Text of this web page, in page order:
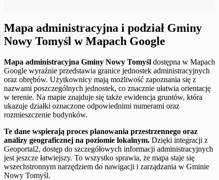
Mapa administracyjna i podział Gminy
Nowy Tomyśl w Mapach Google
Mapa administracyjna Gminy Nowy Tomyśl dostępna w Mapach
Google wyraźnie przedstawia granice jednostek administracyjnych
oraz obrębów. Użytkownicy mają możliwość zapoznania się z
nazwami poszczególnych jednostek, co znacznie ułatwia orientację
w terenie. Na mapie znajduje się także ewidencja gruntów, która
ukazuje działki oznaczone odpowiednimi numerami oraz
rozmieszczenie budynków.
Te dane wspierają proces planowania przestrzennego oraz
analizy geograficznej na poziomie lokalnym. Dzięki integracji z
Geoportal2, dostęp do szczegółowych informacji administracyjnych
jest jeszcze łatwiejszy. To wszystko sprawia, że mapa staje się
wszechstronnym narzędziem do nawigacji i zarządzania w Gminie
Nowy Tomyśl.